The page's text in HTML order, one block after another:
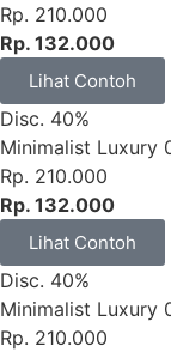
Rp. 210.000
Rp. 132.000
Lihat Contoh
Disc. 40%
Minimalist Luxury
Rp. 210.000
Rp. 132.000
Lihat Contoh
Disc. 40%
Minimalist Luxury
Rp. 210.000